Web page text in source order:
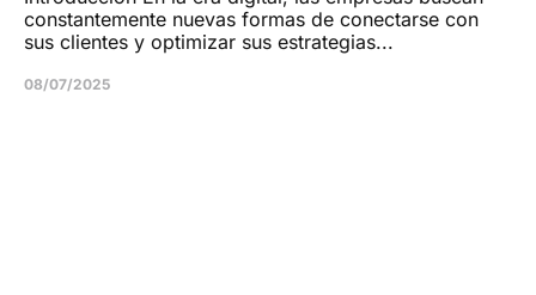
constantemente nuevas formas de conectarse con
sus clientes y optimizar sus estrategias...
08/07/2025